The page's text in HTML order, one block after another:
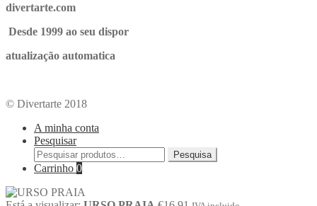
divertarte.com
Desde 1999 ao seu dispor
atualização automatica
© Divertarte 2018
A minha conta
Pesquisar
Pesquisa
Carrinho 0